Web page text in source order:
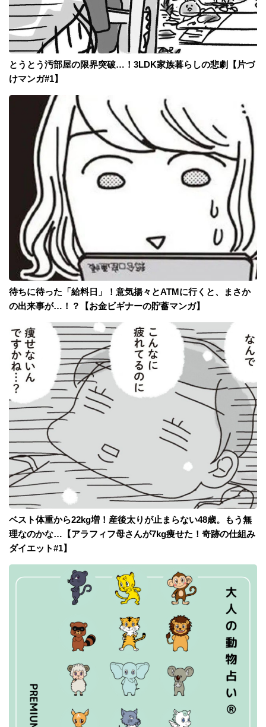
とうとう汚部屋の限界突破…！3LDK家族暮らしの悲劇【片づ
けマンガ#1】
待ちに待った「給料日」！意気揚々とATMに行くと、まさか
の出来事が…！？【お金ビギナーの貯蓄マンガ】
ベスト体重から22kg増！産後太りが止まらない48歳。もう無
理なのかな…【アラフィフ母さんが7kg痩せた！奇跡の仕組み
ダイエット#1】